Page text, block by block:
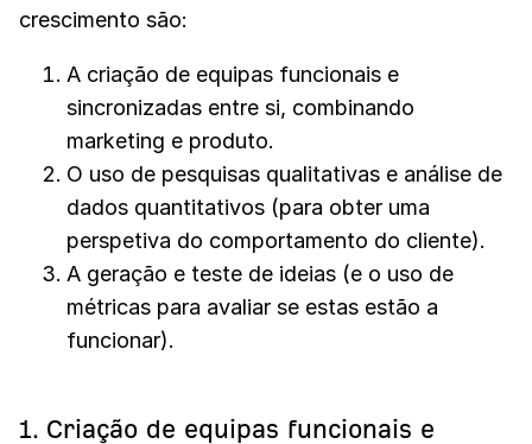
crescimento são:
A criação de equipas funcionais e
sincronizadas entre si, combinando
marketing e produto.
O uso de pesquisas qualitativas e análise de
dados quantitativos (para obter uma
perspetiva do comportamento do cliente).
A geração e teste de ideias (e o uso de
métricas para avaliar se estas estão a
funcionar).
1. Criação de equipas funcionais e